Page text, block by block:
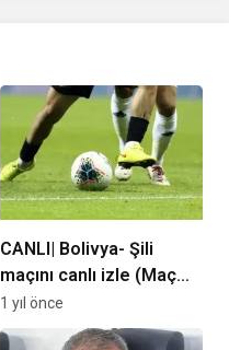
CANLI| Bolivya- Şili
maçını canlı izle (Maç
linki)
1 yıl önce